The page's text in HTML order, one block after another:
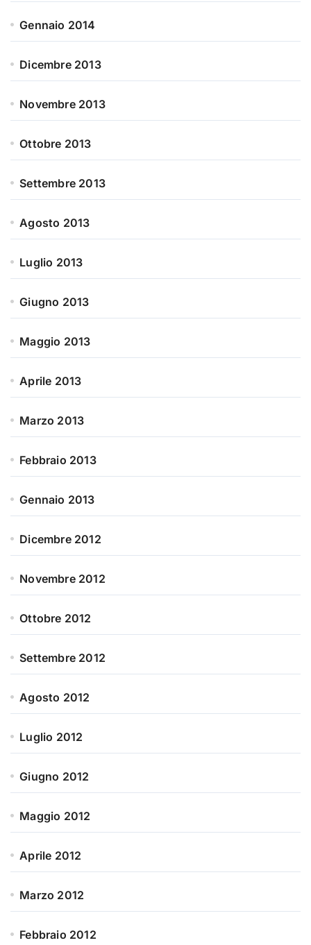
Gennaio 2014
Dicembre 2013
Novembre 2013
Ottobre 2013
Settembre 2013
Agosto 2013
Luglio 2013
Giugno 2013
Maggio 2013
Aprile 2013
Marzo 2013
Febbraio 2013
Gennaio 2013
Dicembre 2012
Novembre 2012
Ottobre 2012
Settembre 2012
Agosto 2012
Luglio 2012
Giugno 2012
Maggio 2012
Aprile 2012
Marzo 2012
Febbraio 2012